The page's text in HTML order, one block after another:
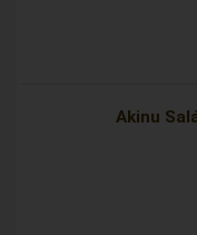
Akinu